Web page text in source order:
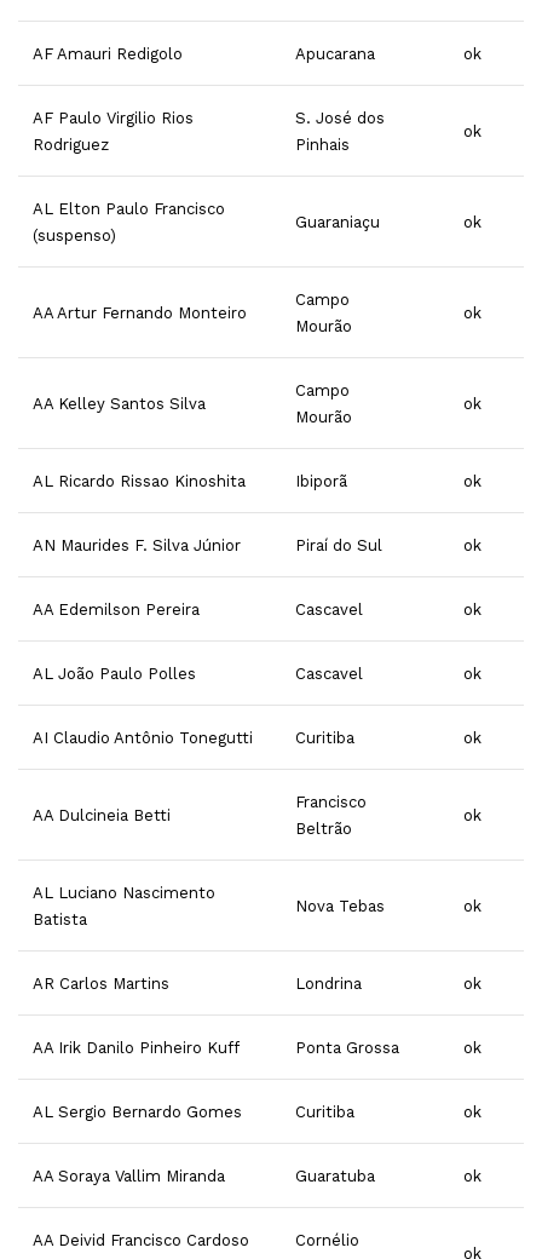
AF Amauri Redigolo Apucarana ok
AF Paulo Virgilio Rios
Rodriguez
S. José dos
Pinhais
ok
AL Elton Paulo Francisco
(suspenso)
Guaraniaçu ok
AA Artur Fernando Monteiro
Campo
Mourão
ok
AA Kelley Santos Silva
Campo
Mourão
ok
AL Ricardo Rissao Kinoshita Ibiporã ok
AN Maurides F. Silva Júnior Piraí do Sul ok
AA Edemilson Pereira Cascavel ok
AL João Paulo Polles Cascavel ok
AI Claudio Antônio Tonegutti Curitiba ok
AA Dulcineia Betti
Francisco
Beltrão
ok
AL Luciano Nascimento
Batista
Nova Tebas ok
AR Carlos Martins Londrina ok
AA Irik Danilo Pinheiro Kuff Ponta Grossa ok
AL Sergio Bernardo Gomes Curitiba ok
AA Soraya Vallim Miranda Guaratuba ok
AA Deivid Francisco Cardoso
Cornélio
ok